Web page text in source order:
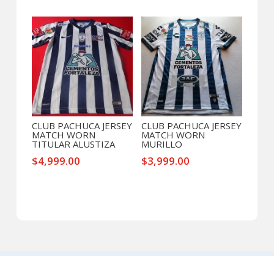
CLUB PACHUCA JERSEY
MATCH WORN
TITULAR ALUSTIZA
$4,999.00
CLUB PACHUCA JERSEY
MATCH WORN
MURILLO
$3,999.00